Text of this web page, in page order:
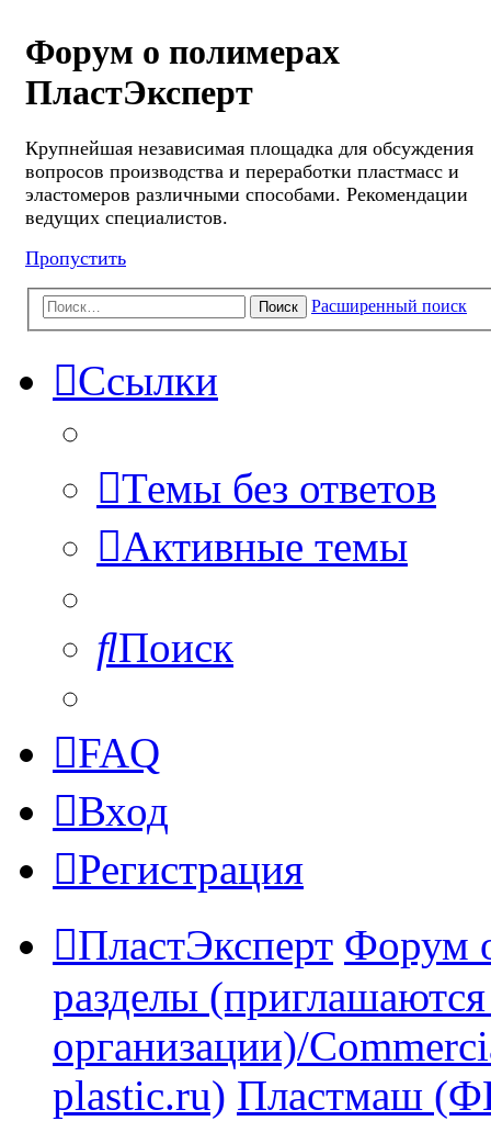
Форум о полимерах
ПластЭксперт
Крупнейшая независимая площадка для обсуждения
вопросов производства и переработки пластмасс и
эластомеров различными способами. Рекомендации
ведущих специалистов.
Пропустить
Поиск Расширенный поиск
Ссылки
Темы без ответов
Активные темы
Поиск
FAQ
Вход
Регистрация
ПластЭксперт Форум
разделы
организации)/
plastic.ru) Пластмаш